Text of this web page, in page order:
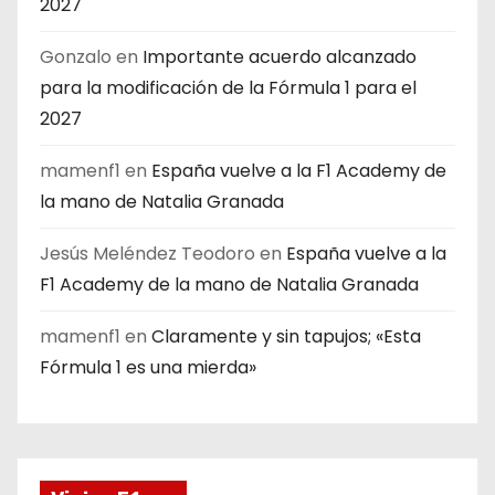
Gonzalo en Importante acuerdo alcanzado
para la modificación de la Fórmula 1 para el
2027
mamenf1 en España vuelve a la F1 Academy de
la mano de Natalia Granada
Jesús Meléndez Teodoro en España vuelve a la
F1 Academy de la mano de Natalia Granada
mamenf1 en Claramente y sin tapujos; «Esta
Fórmula 1 es una mierda»